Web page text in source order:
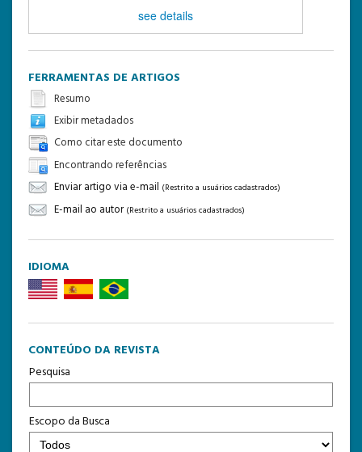
see details
FERRAMENTAS DE ARTIGOS
Resumo
Exibir metadados
Como citar este documento
Encontrando referências
Enviar artigo via e-mail (Restrito a usuários cadastrados)
E-mail ao autor (Restrito a usuários cadastrados)
IDIOMA
CONTEÚDO DA REVISTA
Pesquisa
Escopo da Busca